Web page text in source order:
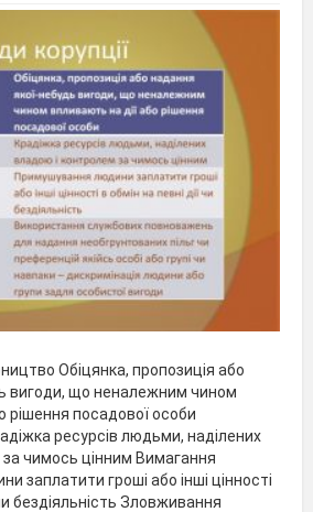
Обіцянка, пропозиція або
вигоди, що неналежним чином
рішення посадової особи
ресурсів людьми, наділених
чимось цінним Вимагання
заплатити гроші або інші цінності
бездіяльність Зловживання